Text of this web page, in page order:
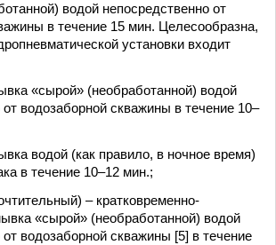
водой непосредственно от
в течение 15 мин. Целесообразна,
установки входит
«сырой» (необработанной) водой
от водозаборной скважины в течение 10–
водой (как правило, в ночное время)
в течение 10–12 мин.;
– кратковременно-
«сырой» (необработанной) водой
от водозаборной скважины [5] в течение